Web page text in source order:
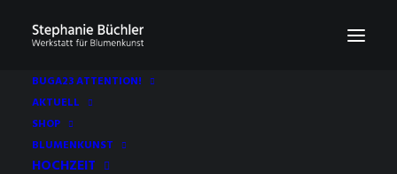
BUGA23 ATTENTION!
AKTUELL
SHOP
BLUMENKUNST
HOCHZEIT